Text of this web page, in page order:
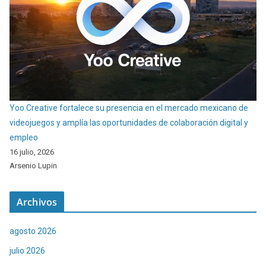
Yoo Creative fortalece su presencia en el mercado mexicano de
videojuegos y amplía las oportunidades de colaboración digital y
empleo
16 julio, 2026
Arsenio Lupin
Archivos
agosto 2026
julio 2026